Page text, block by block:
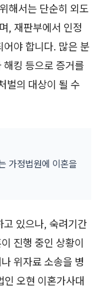
해서는 단순히 외도
, 재판부에서 인정
어야 합니다. 많은 분
킹 등으로 증거를
벌의 대상이 될 수
가정법원에 이혼을
고 있으나, 숙려기간
진행 중인 상황이
위자료 소송을 병
오현 이혼가사대